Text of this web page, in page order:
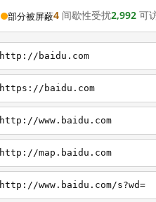
部分被屏蔽4 间歇性受扰2,992 可
http://baidu.com
https://baidu.com
http://www.baidu.com
http://map.baidu.com
http://www.baidu.com/s?wd=